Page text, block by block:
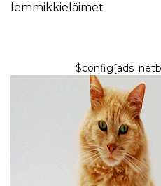
lemmikkieläimet